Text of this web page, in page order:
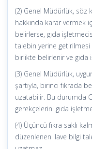
(2) Genel Müdürlük, söz
hakkında karar vermek
belirlerse, gıda
talebin yerine getirilmesi
birlikte belirlenir ve gıda
(3) Genel Müdürlük,
şartıyla, birinci fıkrada
uzatabilir. Bu durumda
gerekçelerini gıda
(4) Üçüncü fıkra saklı
düzenlenen ilave bilgi